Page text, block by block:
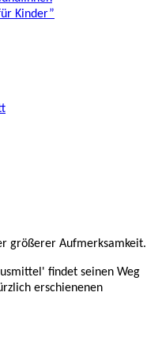
Kinder”
größerer Aufmerksamkeit.
findet seinen Weg
erschienenen